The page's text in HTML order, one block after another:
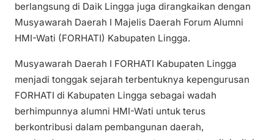
berlangsung di Daik Lingga juga dirangkaikan dengan
Musyawarah Daerah I Majelis Daerah Forum Alumni
HMI-Wati (FORHATI) Kabupaten Lingga.
Musyawarah Daerah I FORHATI Kabupaten Lingga
menjadi tonggak sejarah terbentuknya kepengurusan
FORHATI di Kabupaten Lingga sebagai wadah
berhimpunnya alumni HMI-Wati untuk terus
berkontribusi dalam pembangunan daerah,